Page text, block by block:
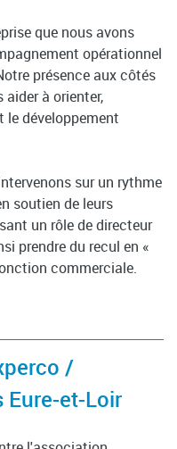
que nous avons
opérationnel
présence aux côtés
à orienter,
développement
sur un rythme
soutien de leurs
un rôle de directeur
prendre du recul en «
commerciale.
/
et-Loir